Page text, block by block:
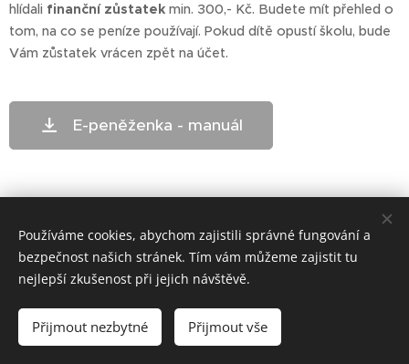
hlídali finanční zůstatek min. 300,- Kč. Budete mít přehled o
tom, na co se peníze používají. Pokud dítě opustí školu, bude
Vám zůstatek vrácen zpět na účet.
E-peněženka - manuál
ZŠ Telč - bloxx.cz
Používáme cookies, abychom zajistili správné fungování a
bezpečnost našich stránek. Tím vám můžeme zajistit tu
nejlepší zkušenost při jejich návštěvě.
Přijmout nezbytné Přijmout vše